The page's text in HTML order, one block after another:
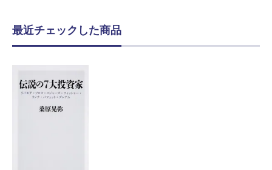
最近チェックした商品